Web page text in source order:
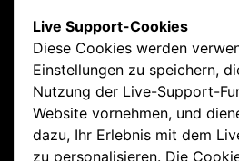
Live Support-Cookies
Diese Cookies werden
Einstellungen zu speichern,
Nutzung der Live-Support-
Website vornehmen, und
dazu, Ihr Erlebnis mit dem
zu personalisieren. Die